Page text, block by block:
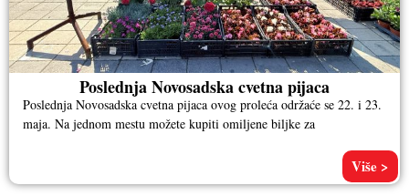
Poslednja Novosadska cvetna pijaca
Poslednja Novosadska cvetna pijaca ovog proleća održaće se 22. i 23.
maja. Na jednom mestu možete kupiti omiljene biljke za
Više >